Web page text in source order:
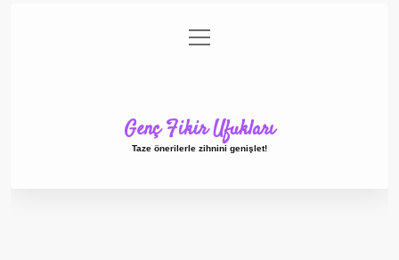
Gizlilik Politikası
menüyü
aç
Genç Fikir Ufukları
Taze önerilerle zihnini genişlet!